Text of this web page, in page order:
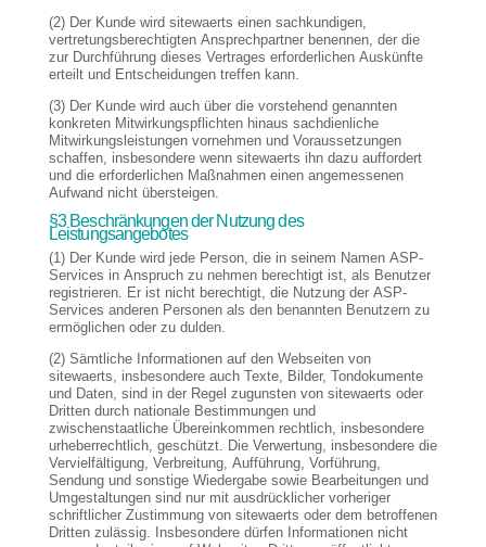
(2) Der Kunde wird sitewaerts einen sachkundigen,
vertretungsberechtigten Ansprechpartner benennen, der die
zur Durchführung dieses Vertrages erforderlichen Auskünfte
erteilt und Entscheidungen treffen kann.
(3) Der Kunde wird auch über die vorstehend genannten
konkreten Mitwirkungspflichten hinaus sachdienliche
Mitwirkungsleistungen vornehmen und Voraussetzungen
schaffen, insbesondere wenn sitewaerts ihn dazu auffordert
und die erforderlichen Maßnahmen einen angemessenen
Aufwand nicht übersteigen.
§3 Beschränkungen der Nutzung des
Leistungsangebotes
(1) Der Kunde wird jede Person, die in seinem Namen ASP-
Services in Anspruch zu nehmen berechtigt ist, als Benutzer
registrieren. Er ist nicht berechtigt, die Nutzung der ASP-
Services anderen Personen als den benannten Benutzern zu
ermöglichen oder zu dulden.
(2) Sämtliche Informationen auf den Webseiten von
sitewaerts, insbesondere auch Texte, Bilder, Tondokumente
und Daten, sind in der Regel zugunsten von sitewaerts oder
Dritten durch nationale Bestimmungen und
zwischenstaatliche Übereinkommen rechtlich, insbesondere
urheberrechtlich, geschützt. Die Verwertung, insbesondere die
Vervielfältigung, Verbreitung, Aufführung, Vorführung,
Sendung und sonstige Wiedergabe sowie Bearbeitungen und
Umgestaltungen sind nur mit ausdrücklicher vorheriger
schriftlicher Zustimmung von sitewaerts oder dem betroffenen
Dritten zulässig. Insbesondere dürfen Informationen nicht